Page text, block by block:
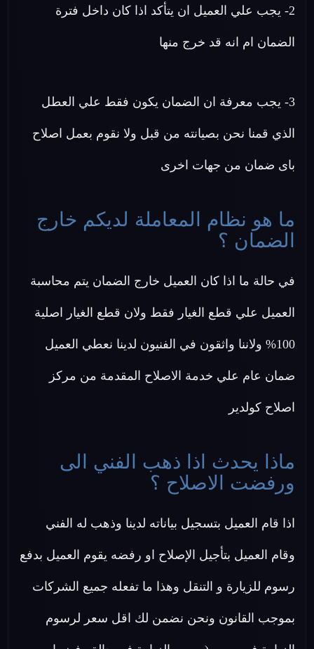
2- يجب علي العميل ان يتأكد اذا كان داخل فترة
الضمان ام انه قد خرج منها
3- يجب معرفة ان الضمان يكون فقط علي العطل
الذي قمنا نحن بصيانته من قبل ولا نقوم بعمل اصلاح
باى ضمان من جهات اخرى
ما هو نظام المعاملة لديكم خارج
الضمان ؟
في حالة ما اذا كان العميل خارج الضمان يتم محاسبة
العميل علي قطع الغيار فقط ولان قطع الغيار اصلية
100% ولاننا واثقون في الفنيون لدينا نعطي العميل
ضمان عام علي خدمة الاصلاح المقدمة من مركز
اصلاح كولدير
ماذا يحدث اذا ذهب الفني الى
ورفضت الاصلاح ؟
اذا قام العميل بتسجيل بياناته لدينا وذهب له الفني
وقام العميل بتأجيل الإصلاح او رفضه يقوم العميل بدفع
رسوم للزيارة و التنقل وهذا ما تفعله جميع الشركات
بموجب القانون ونحن نضمن لك اقل سعر لرسوم